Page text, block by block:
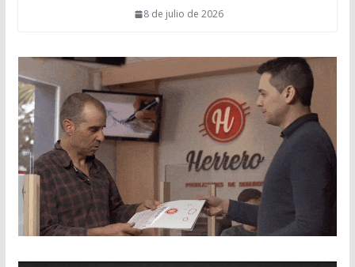
8 de julio de 2026